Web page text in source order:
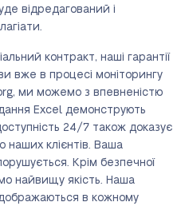
відредагований і
контракт, наші гарантії
вже в процесі моніторингу
ми можемо з впевненістю
Excel демонструють
24/7 також доказує
наших клієнтів. Ваша
Крім безпечної
найвищу якість. Наша
в кожному